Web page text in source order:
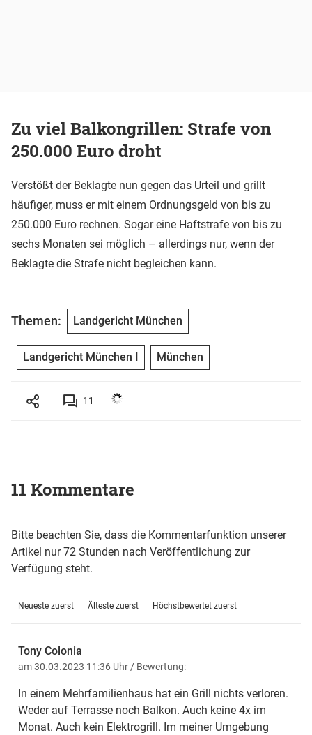
Zu viel Balkongrillen: Strafe von
250.000 Euro droht
Verstößt der Beklagte nun gegen das Urteil und grillt
häufiger, muss er mit einem Ordnungsgeld von bis zu
250.000 Euro rechnen. Sogar eine Haftstrafe von bis zu
sechs Monaten sei möglich – allerdings nur, wenn der
Beklagte die Strafe nicht begleichen kann.
Themen: Landgericht München
Landgericht München I München
11
11 Kommentare
Bitte beachten Sie, dass die Kommentarfunktion unserer
Artikel nur 72 Stunden nach Veröffentlichung zur
Verfügung steht.
Neueste zuerst Älteste zuerst Höchstbewertet zuerst
Tony Colonia
am 30.03.2023 11:36 Uhr / Bewertung:
In einem Mehrfamilienhaus hat ein Grill nichts verloren.
Weder auf Terrasse noch Balkon. Auch keine 4x im
Monat. Auch kein Elektrogrill. Im meiner Umgebung